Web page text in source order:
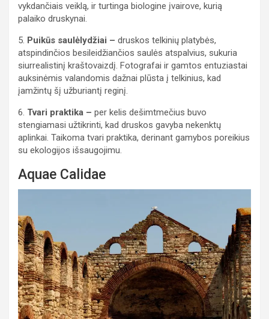
vykdančiais veiklą, ir turtinga biologine įvairove, kurią
palaiko druskynai.
5. Puikūs saulėlydžiai – druskos telkinių platybės,
atspindinčios besileidžiančios saulės atspalvius, sukuria
siurrealistinį kraštovaizdį. Fotografai ir gamtos entuziastai
auksinėmis valandomis dažnai plūsta į telkinius, kad
įamžintų šį užburiantį reginį.
6. Tvari praktika – per kelis dešimtmečius buvo
stengiamasi užtikrinti, kad druskos gavyba nekenktų
aplinkai. Taikoma tvari praktika, derinant gamybos poreikius
su ekologijos išsaugojimu.
Aquae Calidae